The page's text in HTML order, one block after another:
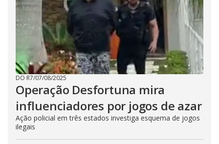
DO R7/07/08/2025
Operação Desfortuna mira
influenciadores por jogos de azar
Ação policial em três estados investiga esquema de jogos
ilegais